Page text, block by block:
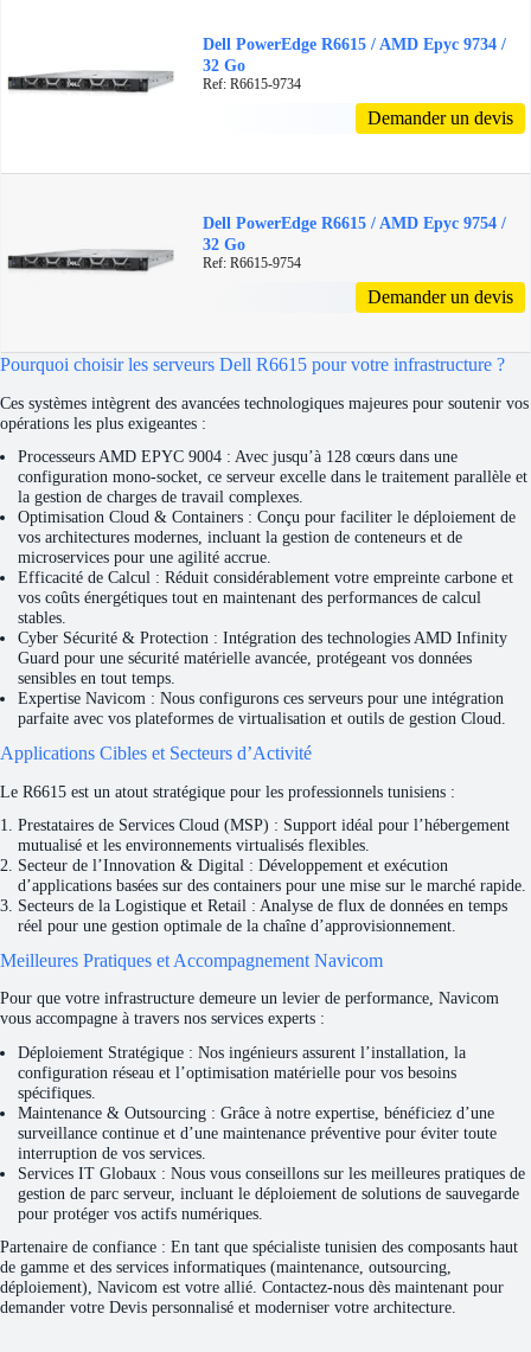
Dell PowerEdge R6615 / AMD Epyc 9734 /
32 Go
Ref: R6615-9734
Demander un devis
Dell PowerEdge R6615 / AMD Epyc 9754 /
32 Go
Ref: R6615-9754
Demander un devis
Pourquoi choisir les serveurs Dell R6615 pour votre infrastructure ?
Ces systèmes intègrent des avancées technologiques majeures pour soutenir vos
opérations les plus exigeantes :
Processeurs AMD EPYC 9004 : Avec jusqu’à 128 cœurs dans une
configuration mono-socket, ce serveur excelle dans le traitement parallèle et
la gestion de charges de travail complexes.
Optimisation Cloud & Containers : Conçu pour faciliter le déploiement de
vos architectures modernes, incluant la gestion de conteneurs et de
microservices pour une agilité accrue.
Efficacité de Calcul : Réduit considérablement votre empreinte carbone et
vos coûts énergétiques tout en maintenant des performances de calcul
stables.
Cyber Sécurité & Protection : Intégration des technologies AMD Infinity
Guard pour une sécurité matérielle avancée, protégeant vos données
sensibles en tout temps.
Expertise Navicom : Nous configurons ces serveurs pour une intégration
parfaite avec vos plateformes de virtualisation et outils de gestion Cloud.
Applications Cibles et Secteurs d’Activité
Le R6615 est un atout stratégique pour les professionnels tunisiens :
Prestataires de Services Cloud (MSP) : Support idéal pour l’hébergement
mutualisé et les environnements virtualisés flexibles.
Secteur de l’Innovation & Digital : Développement et exécution
d’applications basées sur des containers pour une mise sur le marché rapide.
Secteurs de la Logistique et Retail : Analyse de flux de données en temps
réel pour une gestion optimale de la chaîne d’approvisionnement.
Meilleures Pratiques et Accompagnement Navicom
Pour que votre infrastructure demeure un levier de performance, Navicom
vous accompagne à travers nos services experts :
Déploiement Stratégique : Nos ingénieurs assurent l’installation, la
configuration réseau et l’optimisation matérielle pour vos besoins
spécifiques.
Maintenance & Outsourcing : Grâce à notre expertise, bénéficiez d’une
surveillance continue et d’une maintenance préventive pour éviter toute
interruption de vos services.
Services IT Globaux : Nous vous conseillons sur les meilleures pratiques de
gestion de parc serveur, incluant le déploiement de solutions de sauvegarde
pour protéger vos actifs numériques.
Partenaire de confiance : En tant que spécialiste tunisien des composants haut
de gamme et des services informatiques (maintenance, outsourcing,
déploiement), Navicom est votre allié. Contactez-nous dès maintenant pour
demander votre Devis personnalisé et moderniser votre architecture.